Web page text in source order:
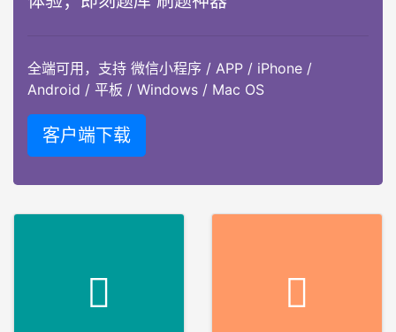
全端可用，支持 微信小程序 / APP / iPhone /
Android / 平板 / Windows / Mac OS
客户端下载